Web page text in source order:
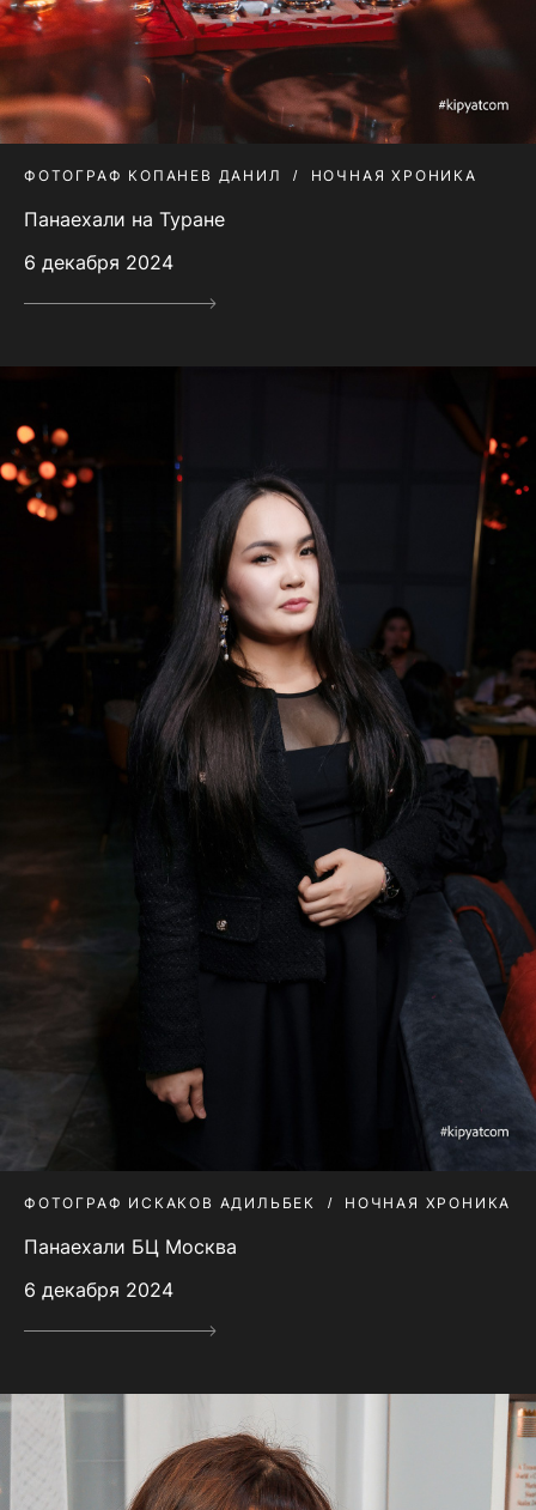
ФОТОГРАФ КОПАНЕВ ДАНИЛ НОЧНАЯ ХРОНИКА
Панаехали на Туране
6 декабря 2024
ФОТОГРАФ ИСКАКОВ АДИЛЬБЕК НОЧНАЯ ХРОНИКА
Панаехали БЦ Москва
6 декабря 2024